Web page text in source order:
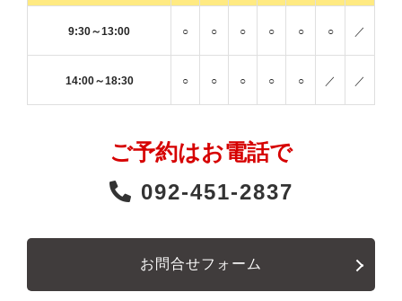
9:30～13:00 ○ ○ ○ ○ ○ ○ ／
14:00～18:30 ○ ○ ○ ○ ○ ／ ／
ご予約はお電話で
092-451-2837
お問合せフォーム